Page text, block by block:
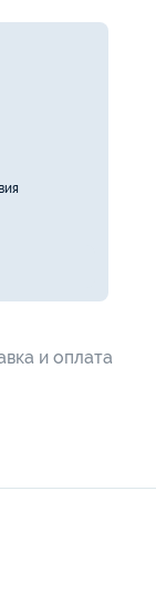
и оплата